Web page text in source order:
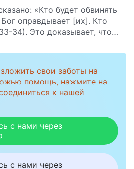
Он восхитит нас в Царствие
«Кто будет обвинять
оправдывает [их]. Кто
34). Это доказывает, что
Бог больше не считает
свои заботы на
помощь, нажмите на
к нашей
с нами через
с нами через